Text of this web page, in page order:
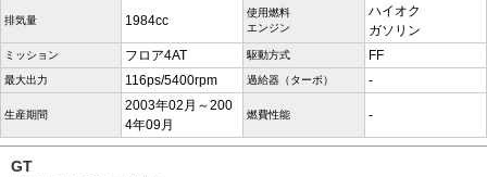
排気量 1984cc
使用燃料
エンジン
ハイオク
ガソリン
ミッション フロア4AT 駆動方式 FF
最大出力 116ps/5400rpm 過給器（ターボ） -
生産期間
2003年02月～200
4年09月
燃費性能 -
GT